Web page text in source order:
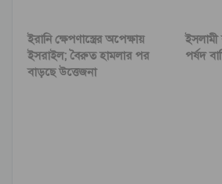
ইরানি ক্ষেপণাস্ত্রের অপেক্ষায়
ইসরাইল; বৈরুত হামলার পর
বাড়ছে উত্তেজনা
ইসলামী
পর্ষদ